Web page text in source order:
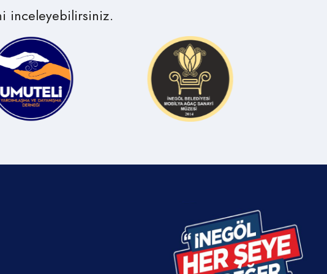
inceleyebilirsiniz.